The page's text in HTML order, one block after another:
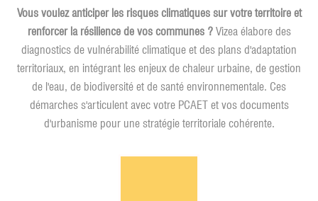
Vous voulez anticiper les risques climatiques sur votre territoire et
renforcer la résilience de vos communes ?Vizea élabore des
diagnostics de vulnérabilité climatique et des plans d'adaptation
territoriaux, en intégrant les enjeux de chaleur urbaine, de gestion
de l'eau, de biodiversité et de santé environnementale. Ces
démarches s'articulent avec votre PCAET et vos documents
d'urbanisme pour une stratégie territoriale cohérente.